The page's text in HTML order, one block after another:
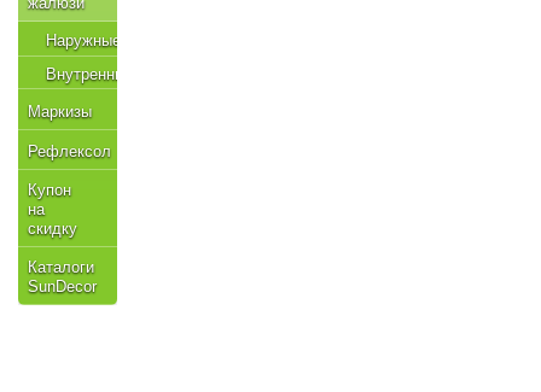
Наружные
Внутренние
Маркизы
Рефлексол
Купон
на
скидку
Каталоги
SunDecor